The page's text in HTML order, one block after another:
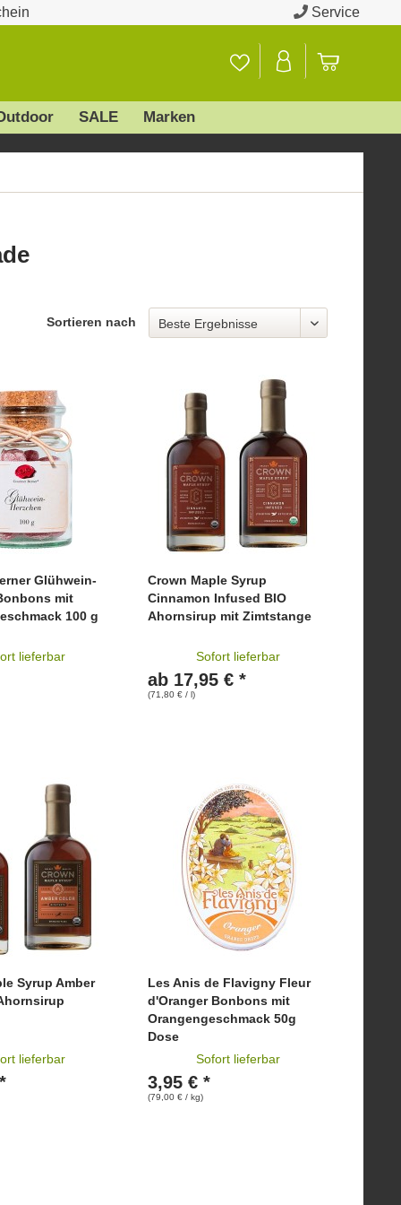
Service
SALE Marken
Sortieren nach
Glühwein-
mit
100 g
lieferbar
Crown Maple Syrup
Cinnamon Infused BIO
Ahornsirup mit Zimtstange
Sofort lieferbar
ab 17,95 € *
(71,80 € / l)
Syrup Amber
lieferbar
Les Anis de Flavigny Fleur
d'Oranger Bonbons mit
Orangengeschmack 50g
Dose
Sofort lieferbar
3,95 € *
(79,00 € / kg)